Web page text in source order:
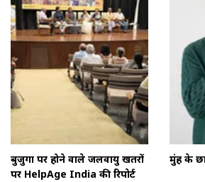
बुजुर्गों पर होने वाले जलवायु खतरों
पर HelpAge India की रिपोर्ट
मुंह के